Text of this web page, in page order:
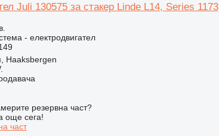
Juli 130575 за стакер Linde L14, Series 1173
- електродвигател
Haaksbergen
резервна част?
още сега!
част